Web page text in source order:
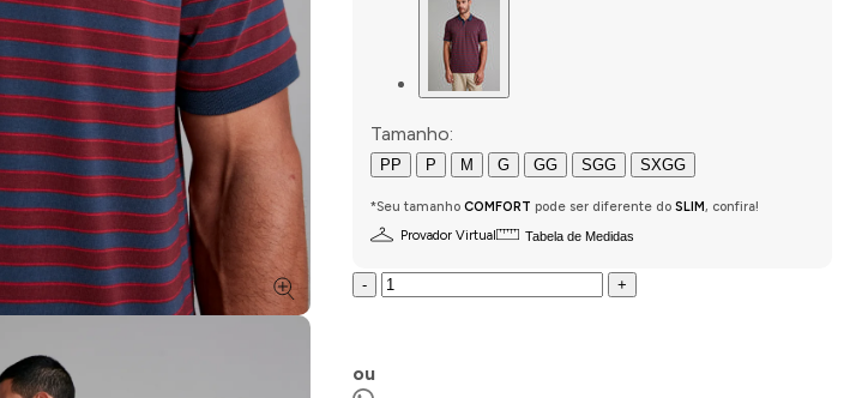
Tamanho:
PP P M G GG SGG SXGG
*Seu tamanho COMFORT pode ser diferente do SLIM, confira!
Provador Virtual
Tabela de Medidas
- +
ou